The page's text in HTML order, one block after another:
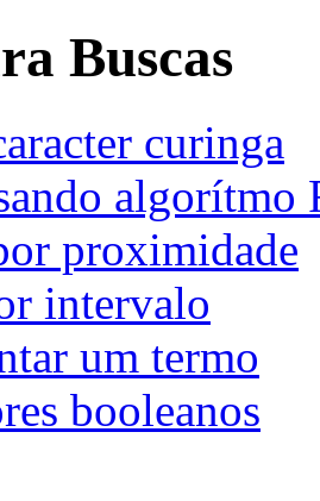
Buscas
curinga
algorítmo
proximidade
intervalo
um termo
booleanos